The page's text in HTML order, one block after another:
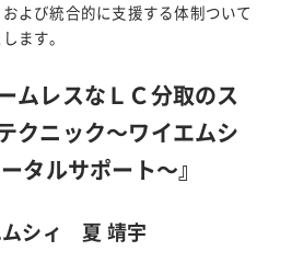
よび統合的に支援する体制ついて
ます。
ムレスなＬＣ分取のス
クニック～ワイエムシ
タルサポート～』
ムシィ 夏 靖宇